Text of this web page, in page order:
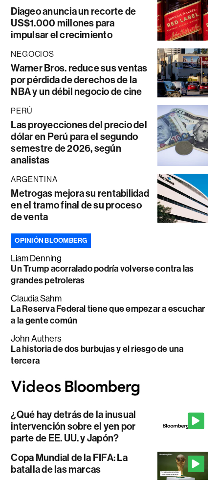
Diageo anuncia un recorte de
US$1.000 millones para
impulsar el crecimiento
NEGOCIOS
Warner Bros. reduce sus ventas
por pérdida de derechos de la
NBA y un débil negocio de cine
PERÚ
Las proyecciones del precio del
dólar en Perú para el segundo
semestre de 2026, según
analistas
ARGENTINA
Metrogas mejora su rentabilidad
en el tramo final de su proceso
de venta
OPINIÓN BLOOMBERG
Liam Denning
Un Trump acorralado podría volverse contra las
grandes petroleras
Claudia Sahm
La Reserva Federal tiene que empezar a escuchar
a la gente común
John Authers
La historia de dos burbujas y el riesgo de una
tercera
¿Qué hay detrás de la inusual
intervención sobre el yen por
parte de EE. UU. y Japón?
Copa Mundial de la FIFA: La
batalla de las marcas